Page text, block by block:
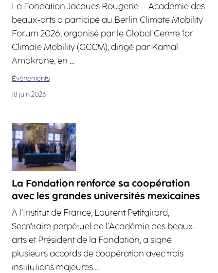
La Fondation Jacques Rougerie – Académie des
beaux-arts a participé au Berlin Climate Mobility
Forum 2026, organisé par le Global Centre for
Climate Mobility (GCCM), dirigé par Kamal
Amakrane, en …
Événements
18 juin 2026
La Fondation renforce sa coopération
avec les grandes universités mexicaines
À l’Institut de France, Laurent Petitgirard,
Secrétaire perpétuel de l’Académie des beaux-
arts et Président de la Fondation, a signé
plusieurs accords de coopération avec trois
institutions majeures …